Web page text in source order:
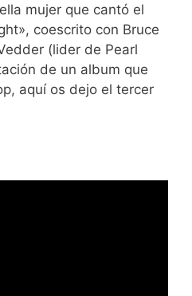
mujer que cantó el
coescrito con Bruce
(lider de Pearl
de un album que
aquí os dejo el tercer